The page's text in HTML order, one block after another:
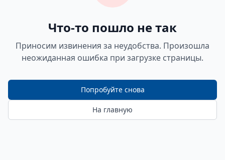
Что-то пошло не так
Приносим извинения за неудобства. Произошла
неожиданная ошибка при загрузке страницы.
Попробуйте снова
На главную